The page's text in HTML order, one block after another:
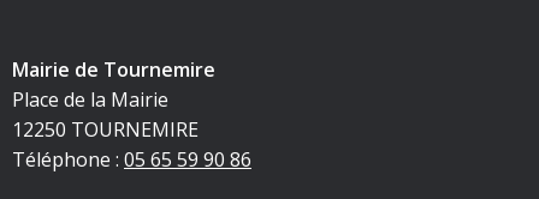
Mairie de Tournemire
Place de la Mairie
12250 TOURNEMIRE
Téléphone : 05 65 59 90 86